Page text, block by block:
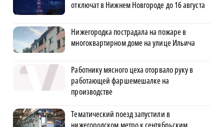
отключат в Нижнем Новгороде до 16 августа
Нижегородка пострадала на пожаре в
многоквартирном доме на улице Ильича
Работнику мясного цеха оторвало руку в
работающей фаршемешалке на
производстве
Тематический поезд запустили в